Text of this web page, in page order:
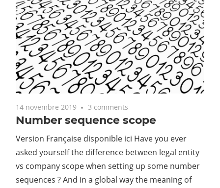
14 novembre 2019 3 comments
Number sequence scope
Version Française disponible ici Have you ever
asked yourself the difference between legal entity
vs company scope when setting up some number
sequences ? And in a global way the meaning of